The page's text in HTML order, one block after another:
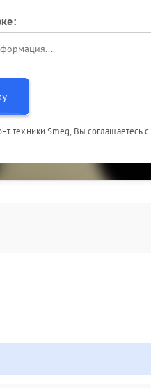
техники Smeg, Вы соглашаетесь с